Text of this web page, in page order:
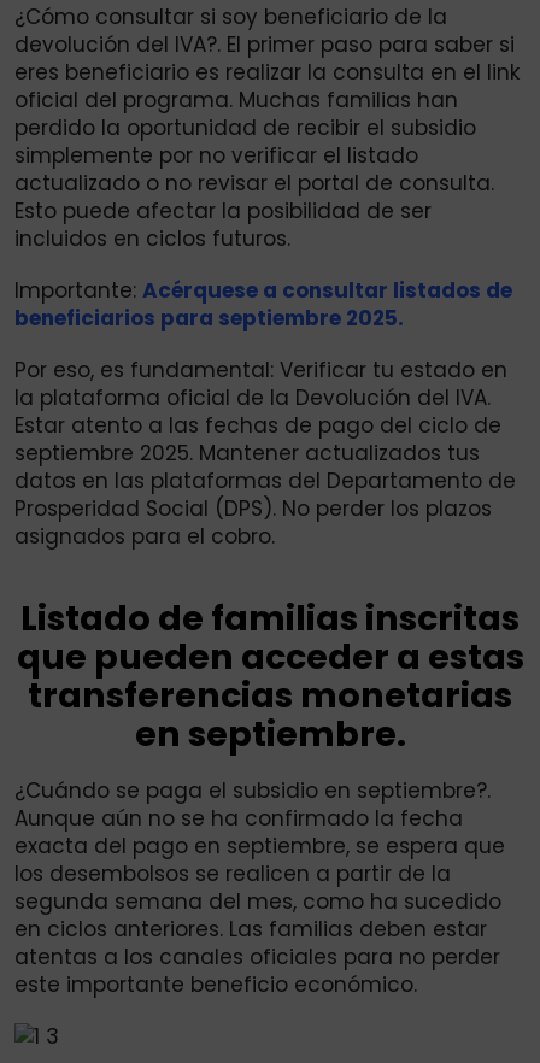
¿Cómo consultar si soy beneficiario de la
devolución del IVA?. El primer paso para saber si
eres beneficiario es realizar la consulta en el link
oficial del programa. Muchas familias han
perdido la oportunidad de recibir el subsidio
simplemente por no verificar el listado
actualizado o no revisar el portal de consulta.
Esto puede afectar la posibilidad de ser
incluidos en ciclos futuros.
Importante: Acérquese a consultar listados de
beneficiarios para septiembre 2025.
Por eso, es fundamental: Verificar tu estado en
la plataforma oficial de la Devolución del IVA.
Estar atento a las fechas de pago del ciclo de
septiembre 2025. Mantener actualizados tus
datos en las plataformas del Departamento de
Prosperidad Social (DPS). No perder los plazos
asignados para el cobro.
Listado de familias inscritas
que pueden acceder a estas
transferencias monetarias
en septiembre.
¿Cuándo se paga el subsidio en septiembre?.
Aunque aún no se ha confirmado la fecha
exacta del pago en septiembre, se espera que
los desembolsos se realicen a partir de la
segunda semana del mes, como ha sucedido
en ciclos anteriores. Las familias deben estar
atentas a los canales oficiales para no perder
este importante beneficio económico.